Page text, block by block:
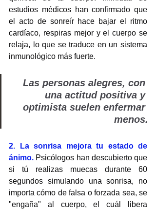
estudios médicos han confirmado que
el acto de sonreír hace bajar el ritmo
cardíaco, respiras mejor y el cuerpo se
relaja, lo que se traduce en un sistema
inmunológico más fuerte.
Las personas alegres, con
una actitud positiva y
optimista suelen enfermar
menos.
2. La sonrisa mejora tu estado de
ánimo. Psicólogos han descubierto que
si tú realizas muecas durante 60
segundos simulando una sonrisa, no
importa cómo de falsa o forzada sea, se
"engaña" al cuerpo, el cuál libera